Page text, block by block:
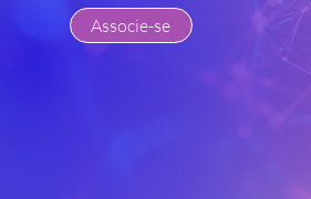
Associe-se